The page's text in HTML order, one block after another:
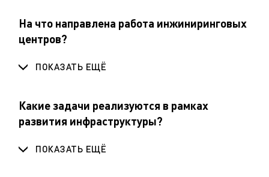
На что направлена работа инжиниринговых
центров?
ПОКАЗАТЬ ЕЩЁ
Какие задачи реализуются в рамках
развития инфраструктуры?
ПОКАЗАТЬ ЕЩЁ